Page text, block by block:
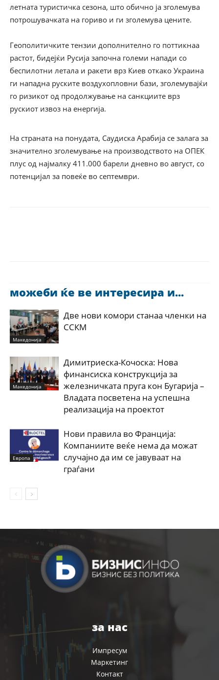
летната туристичка сезона, што обично ја зголемува
потрошувачката на гориво и ги зголемува цените.
Геополитичките тензии дополнително го поттикнаа
растот, бидејќи Русија започна големи напади со
беспилотни летала и ракети врз Киев откако Украина
ги нападна руските воздухопловни бази, зголемувајќи
го ризикот од продолжување на санкциите врз
рускиот извоз на енергија.
На страната на понудата, Саудиска Арабија се залага за
значително зголемување на производството на ОПЕК
плус од најмалку 411.000 барели дневно во август, со
потенцијал за повеќе во септември.
можеби ќе ве интересира и...
Македонија
Две нови комори станаа членки на
ССКМ
Македонија
Димитриеска-Кочоска: Нова
финансиска конструкција за
железничката пруга кон Бугарија –
Владата посветена на успешна
реализација на проектот
Европа
Нови правила во Франција:
Компаниите веќе нема да можат
случајно да им се јавуваат на
граѓани
за нас
Импресум
Маркетинг
Контакт